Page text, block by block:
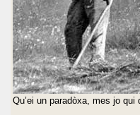
Qu’ei un paradòxa, mes jo